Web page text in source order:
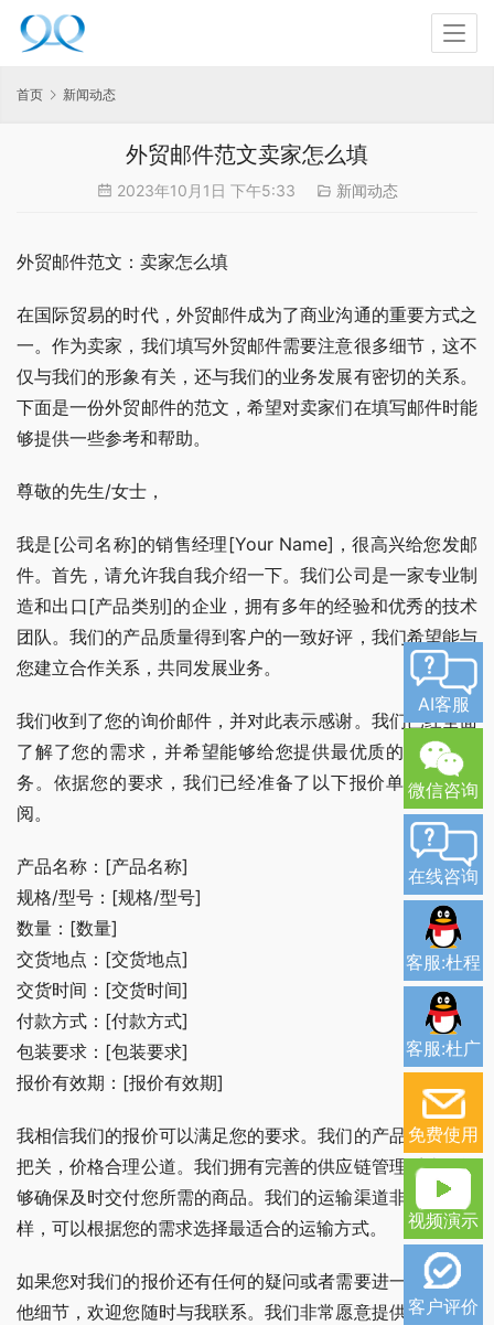
首页 新闻动态
外贸邮件范文卖家怎么填
2023年10月1日 下午5:33 新闻动态
外贸邮件范文：卖家怎么填
在国际贸易的时代，外贸邮件成为了商业沟通的重要方式之
一。作为卖家，我们填写外贸邮件需要注意很多细节，这不
仅与我们的形象有关，还与我们的业务发展有密切的关系。
下面是一份外贸邮件的范文，希望对卖家们在填写邮件时能
够提供一些参考和帮助。
尊敬的先生/女士，
我是[公司名称]的销售经理[Your Name]，很高兴给您发邮
件。首先，请允许我自我介绍一下。我们公司是一家专业制
造和出口[产品类别]的企业，拥有多年的经验和优秀的技术
团队。我们的产品质量得到客户的一致好评，我们希望能与
您建立合作关系，共同发展业务。
我们收到了您的询价邮件，并对此表示感谢。我们已经全面
了解了您的需求，并希望能够给您提供最优质的产品和服
务。依据您的要求，我们已经准备了以下报价单，请您查
阅。
产品名称：[产品名称]
规格/型号：[规格/型号]
数量：[数量]
交货地点：[交货地点]
交货时间：[交货时间]
付款方式：[付款方式]
包装要求：[包装要求]
报价有效期：[报价有效期]
我相信我们的报价可以满足您的要求。我们的产品质量严格
把关，价格合理公道。我们拥有完善的供应链管理系统，能
够确保及时交付您所需的商品。我们的运输渠道非常灵活多
样，可以根据您的需求选择最适合的运输方式。
如果您对我们的报价还有任何的疑问或者需要进一步讨论其
他细节，欢迎您随时与我联系。我们非常愿意提供全面的技
AI客服
微信咨询
在线咨询
客服:杜程
客服:杜广
免费使用
视频演示
客户评价